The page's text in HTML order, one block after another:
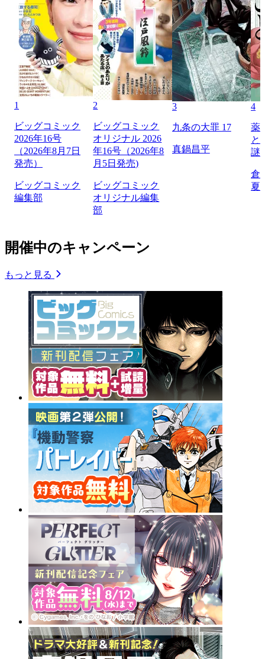
1
ビッグコミック
2026年16号
（2026年8月7日
発売）
ビッグコミック
編集部
2
ビッグコミック
オリジナル 2026
年16号（2026年8
月5日発売)
ビッグコミック
オリジナル編集
部
3
九条の大罪 17
真鍋昌平
4
薬
と
謎
倉
夏
開催中のキャンペーン
もっと見る